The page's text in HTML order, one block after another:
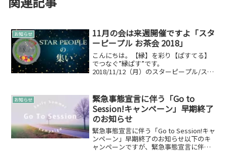
お知らせ
11月の会は来週開催ですよ「スタ
ーピープル お茶会 2018」
こんにちは。【縁】を彩り【ぱすてる】
でつなぐ”縁ぱす”です。
2018/11/12（月）のスターピープル/スタ
にスターピープルの参加者の方もいらっ
しゃいますよ(*´ω｀...
お知らせ
緊急事態宣言に伴う「Go to
Session!キャンペーン」早期終了
のお知らせ
緊急事態宣言に伴う「Go to Session!キャ
ンペーン」早期終了のお知らせ以下のキ
ャンペーンですが、緊急事態宣言に伴い